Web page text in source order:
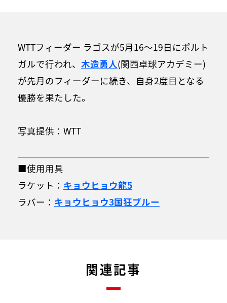
WTTフィーダー ラゴスが5月16～19日にポルト
ガルで行われ、 木造勇人(関西卓球アカデミー)
が先月のフィーダーに続き、自身2度目となる
優勝を果たした。
写真提供：WTT
■使用用具
ラケット： キョウヒョウ龍5
ラバー： キョウヒョウ3国狂ブルー
関連記事